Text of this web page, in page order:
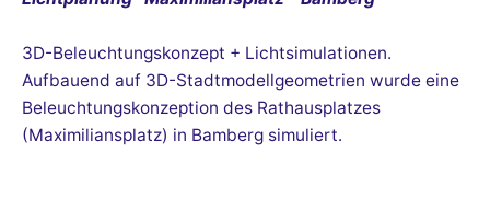
3D-Beleuchtungskonzept + Lichtsimulationen.
Aufbauend auf 3D-Stadtmodellgeometrien wurde eine
Beleuchtungskonzeption des Rathausplatzes
(Maximiliansplatz) in Bamberg simuliert.